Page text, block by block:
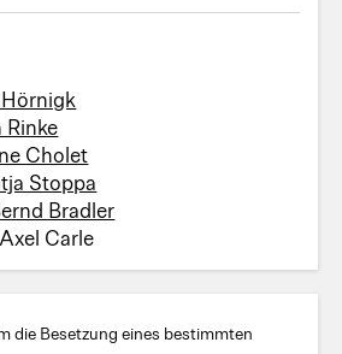
Cholet
Stoppa
Bradler
Axel Carle
die Besetzung eines bestimmten